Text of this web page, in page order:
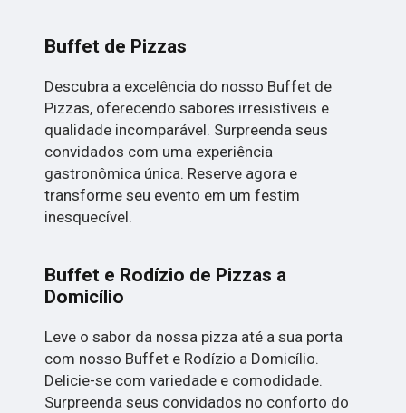
Buffet de Pizzas
Descubra a excelência do nosso Buffet de
Pizzas, oferecendo sabores irresistíveis e
qualidade incomparável. Surpreenda seus
convidados com uma experiência
gastronômica única. Reserve agora e
transforme seu evento em um festim
inesquecível.
Buffet e Rodízio de Pizzas a
Domicílio
Leve o sabor da nossa pizza até a sua porta
com nosso Buffet e Rodízio a Domicílio.
Delicie-se com variedade e comodidade.
Surpreenda seus convidados no conforto do